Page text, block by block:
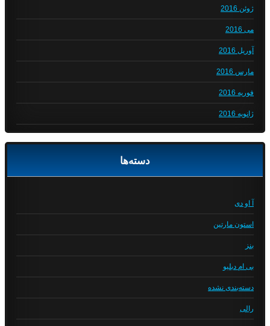
ژوئن 2016
می 2016
آوریل 2016
مارس 2016
فوریه 2016
ژانویه 2016
دسته‌ها
آ او دی
استون مارتین
بنز
بی ام دبلیو
دسته‌بندی نشده
رالی